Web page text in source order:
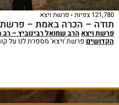
121,780 צפיות פרשת ויצא
תודה – הכרה באמת – פרשת
פרשת ויצא הרב שמואל רבינוביץ –
הקדושים פרשת 'ויצא' מספרת לנו על